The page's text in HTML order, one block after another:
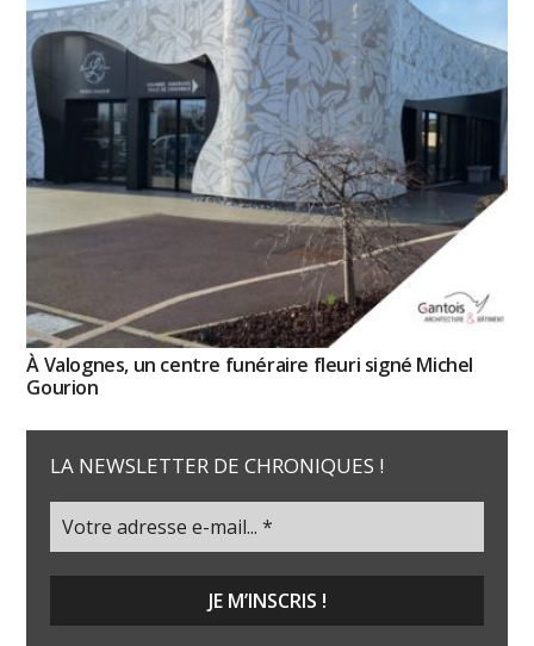
À Valognes, un centre funéraire fleuri signé Michel
Gourion
LA NEWSLETTER DE CHRONIQUES !